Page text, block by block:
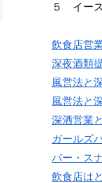
５ イー
飲食店営
深夜酒類
風営法と
風営法と
深酒営業
ガールズ
バー・ス
飲食店は